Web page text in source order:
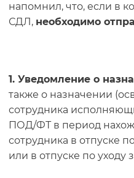
напомнил, что, если в
СДЛ, необходимо
1. Уведомление о
также о назначении
сотрудника
ПОД/ФТ в период
сотрудника в отпуске
или в отпуске по уходу